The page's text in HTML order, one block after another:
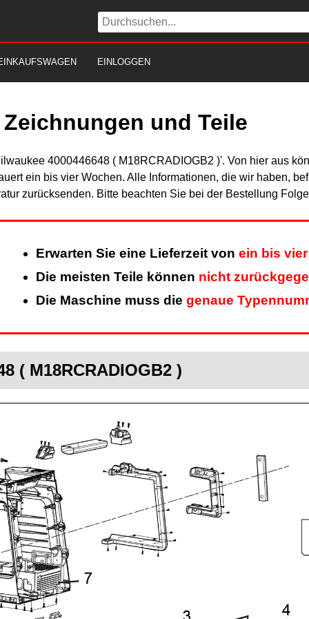
EINLOGGEN
und Teile
4000446648 ( M18RCRADIOGB2 )'. Von hier aus
ein bis vier Wochen. Alle Informationen, die wir haben,
zurücksenden. Bitte beachten Sie bei der Bestellung
Erwarten Sie eine Lieferzeit von ein bis
Die meisten Teile können nicht
Die Maschine muss die genaue
( M18RCRADIOGB2 )